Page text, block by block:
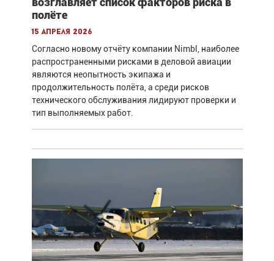
полёте
15 апреля 2026
Согласно новому отчёту компании Nimbl, наиболее
распространенными рисками в деловой авиации
являются неопытность экипажа и
продолжительность полёта, а среди рисков
технического обслуживания лидируют проверки и
тип выполняемых работ.